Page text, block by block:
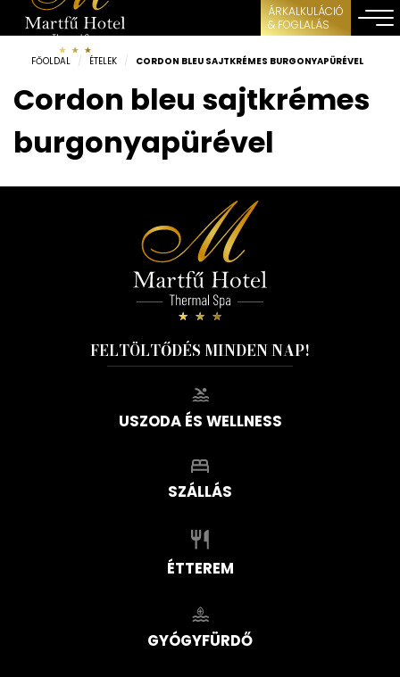
ÁRKALKULÁCIÓ
& FOGLALÁS
FŐOLDAL / ÉTELEK / CORDON BLEU SAJTKRÉMES BURGONYAPÜRÉVEL
Cordon bleu sajtkrémes
burgonyapürével
FELTÖLTŐDÉS MINDEN NAP!
USZODA ÉS WELLNESS
SZÁLLÁS
ÉTTEREM
GYÓGYFÜRDŐ